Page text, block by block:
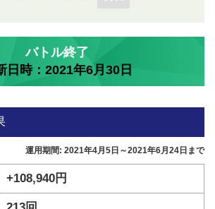
バトル終了
日時：2021年6月30日
運用期間: 2021年4月5日～2021年6月24日まで
+108,940円